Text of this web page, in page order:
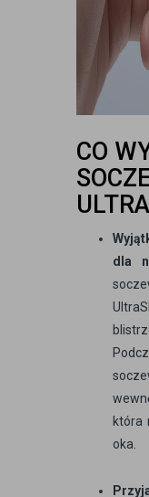
CO
dla
która
oka.